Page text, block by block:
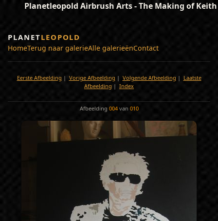
Planetleopold Airbrush Arts - The Making of
PLANETLEOPOLD
HomeTerug naar galerieAlle galerieënContact
Eerste Afbeelding | Vorige Afbeelding | Volgende Afbeelding | Laatste
Afbeelding | Index
Afbeelding 004van 010